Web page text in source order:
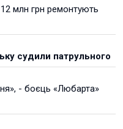
млн грн ремонтують
судили патрульного
- боєць «Любарта»